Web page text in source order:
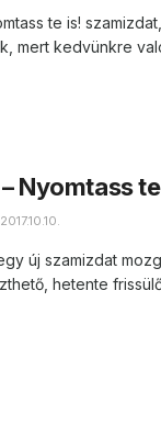
te is!
mert kedvünkre
Nyomtass
új szamizdat
hetente